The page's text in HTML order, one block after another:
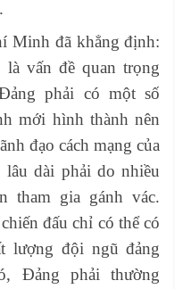
Minh đã khẳng định:
vấn đề quan trọng
phải có một số
mới hình thành nên
đạo cách mạng của
dài phải do nhiều
tham gia gánh vác.
đấu chỉ có thể có
lượng đội ngũ đảng
Đảng phải thường